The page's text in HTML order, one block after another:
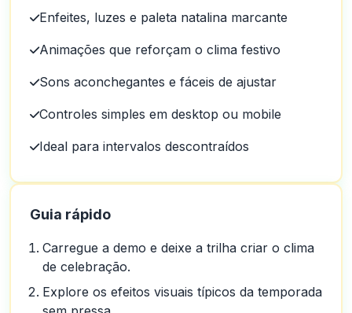
Enfeites, luzes e paleta natalina marcante
Animações que reforçam o clima festivo
Sons aconchegantes e fáceis de ajustar
Controles simples em desktop ou mobile
Ideal para intervalos descontraídos
Guia rápido
Carregue a demo e deixe a trilha criar o clima
de celebração.
Explore os efeitos visuais típicos da temporada